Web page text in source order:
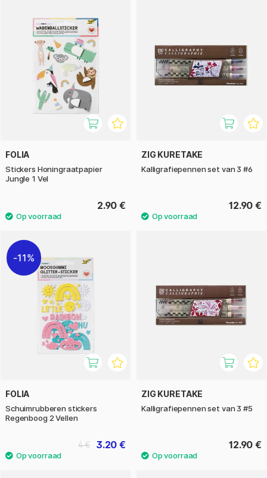
FOLIA
Stickers Honingraatpapier
Jungle 1 Vel
2.90 €
ZIG KURETAKE
Kalligrafiepennen set van 3 #6
12.90 €
11%
FOLIA
Schuimrubberen stickers
Regenboog 2 Vellen
3.20 €
4 €
ZIG KURETAKE
Kalligrafiepennen set van 3 #5
12.90 €